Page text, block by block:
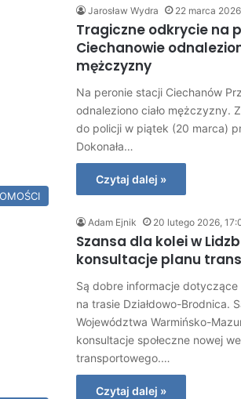
Jarosław Wydra 22 marca
Tragiczne odkrycie na
Ciechanowie
mężczyzny
Na peronie stacji Ciechanów
odnaleziono ciało mężczyzny.
do policji w piątek (20 marca)
Dokonała…
Czytaj dalej »
Adam Ejnik 20 lutego 2026,
Szansa dla kolei w
konsultacje planu
Są dobre informacje dotyczące
na trasie Działdowo-Brodnica.
Województwa Warmińsko-
konsultacje społeczne nowej
transportowego.…
Czytaj dalej »